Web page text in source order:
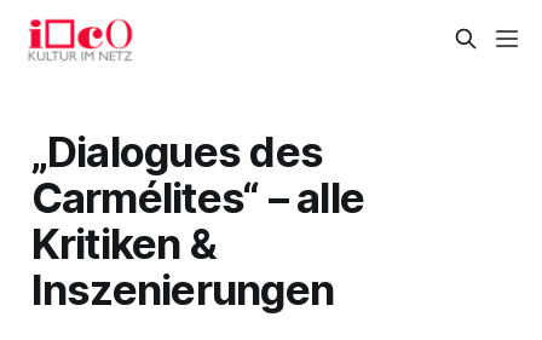
„Dialogues des
Carmélites“ – alle
Kritiken &
Inszenierungen